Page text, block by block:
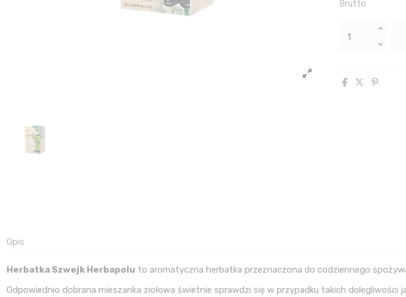
Brutto
Opis
Herbatka Szwejk Herbapolu to aromatyczna herbatka przeznaczona do codziennego
Odpowiednio dobrana mieszanka ziołowa świetnie sprawdzi się w przypadku takich dolegliwości